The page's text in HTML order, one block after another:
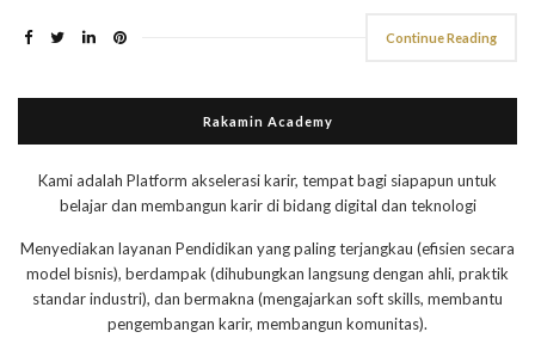
Continue Reading
Rakamin Academy
Kami adalah Platform akselerasi karir, tempat bagi siapapun untuk
belajar dan membangun karir di bidang digital dan teknologi
Menyediakan layanan Pendidikan yang paling terjangkau (efisien secara
model bisnis), berdampak (dihubungkan langsung dengan ahli, praktik
standar industri), dan bermakna (mengajarkan soft skills, membantu
pengembangan karir, membangun komunitas).